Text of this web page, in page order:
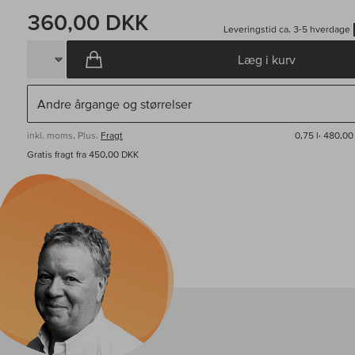
360,00 DKK Leveringstid ca. 3-5 hverdage
Læg i kurv
inkl. moms, Plus. Fragt 0,75 l·
Gratis fragt fra 450,00 DKK